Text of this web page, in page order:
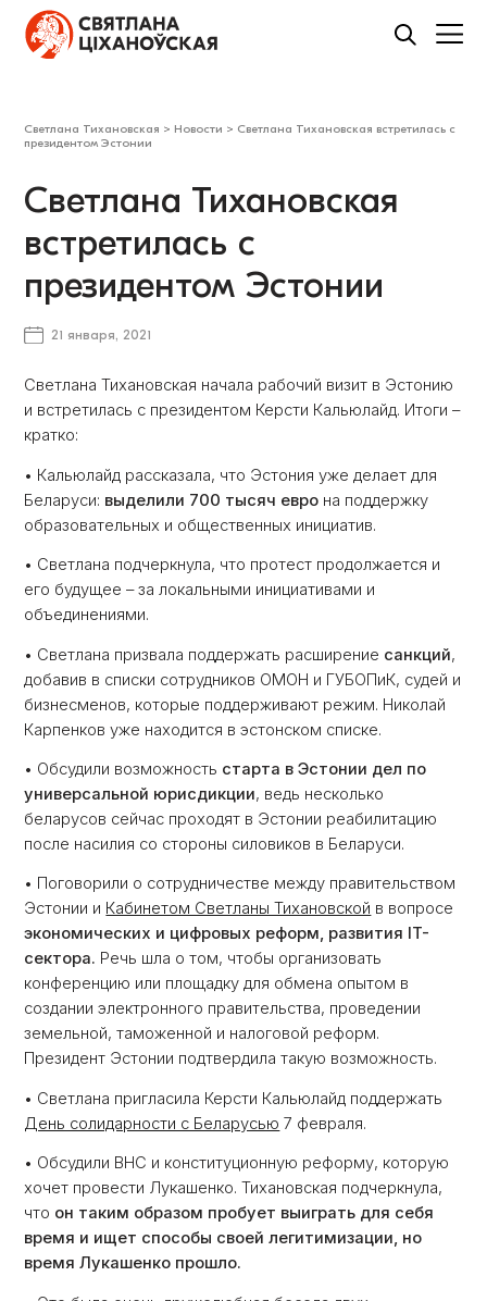
Светлана Тихановская > Новости > Светлана Тихановская встретилась с
президентом Эстонии
Светлана Тихановская
встретилась с
президентом Эстонии
21 января, 2021
Светлана Тихановская начала рабочий визит в Эстонию
и встретилась с президентом Керсти Кальюлайд. Итоги –
кратко:
• Кальюлайд рассказала, что Эстония уже делает для
Беларуси: выделили 700 тысяч евро на поддержку
образовательных и общественных инициатив.
• Светлана подчеркнула, что протест продолжается и
его будущее – за локальными инициативами и
объединениями.
• Светлана призвала поддержать расширение санкций,
добавив в списки сотрудников ОМОН и ГУБОПиК, судей и
бизнесменов, которые поддерживают режим. Николай
Карпенков уже находится в эстонском списке.
• Обсудили возможность старта в Эстонии дел по
универсальной юрисдикции, ведь несколько
беларусов сейчас проходят в Эстонии реабилитацию
после насилия со стороны силовиков в Беларуси.
• Поговорили о сотрудничестве между правительством
Эстонии и Кабинетом Светланы Тихановской в вопросе
экономических и цифровых реформ, развития IT-
сектора. Речь шла о том, чтобы организовать
конференцию или площадку для обмена опытом в
создании электронного правительства, проведении
земельной, таможенной и налоговой реформ.
Президент Эстонии подтвердила такую возможность.
• Светлана пригласила Керсти Кальюлайд поддержать
День солидарности с Беларусью 7 февраля.
• Обсудили ВНС и конституционную реформу, которую
хочет провести Лукашенко. Тихановская подчеркнула,
что он таким образом пробует выиграть для себя
время и ищет способы своей легитимизации, но
время Лукашенко прошло.